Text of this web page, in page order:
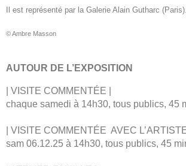
Il est représenté par la Galerie Alain Gutharc (Paris).
© Ambre Masson
AUTOUR DE L’EXPOSITION
| VISITE COMMENTÉE |
chaque samedi à 14h30, tous publics, 45
| VISITE COMMENTÉE AVEC L’ARTISTE
sam 06.12.25 à 14h30, tous publics, 45